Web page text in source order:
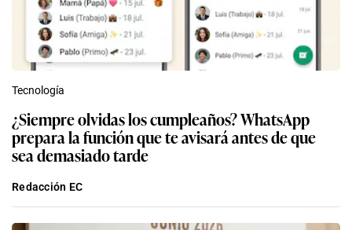
Tecnología
¿Siempre olvidas los cumpleaños? WhatsApp
prepara la función que te avisará antes de que
sea demasiado tarde
Redacción EC